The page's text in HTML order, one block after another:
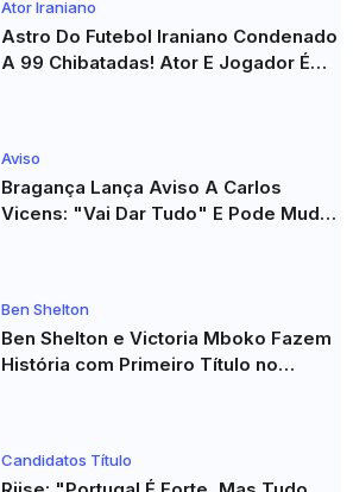
Ator Iraniano
Astro Do Futebol Iraniano Condenado
A 99 Chibatadas! Ator E Jogador É
Aviso
Bragança Lança Aviso A Carlos
Vicens: "Vai Dar Tudo" E Pode Mudar
Ben Shelton
Ben Shelton e Victoria Mboko Fazem
História com Primeiro Título no
Candidatos Título